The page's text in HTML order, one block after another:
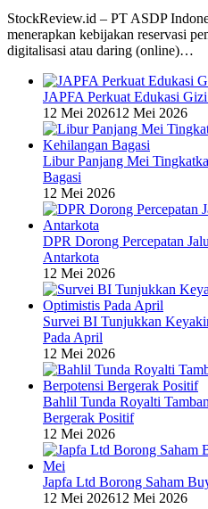
StockReview.id – PT ASDP
menerapkan kebijakan reservasi
digitalisasi atau daring (online)…
JAPFA Perkuat Edukasi
12 Mei 202612 Mei 2026
Libur Panjang Mei
Bagasi
12 Mei 2026
DPR Dorong Percepatan
Antarkota
12 Mei 2026
Survei BI Tunjukkan
Pada April
12 Mei 2026
Bahlil Tunda Royalti
Bergerak Positif
12 Mei 2026
Japfa Ltd Borong Saham
12 Mei 202612 Mei 2026